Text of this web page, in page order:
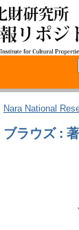
Nara National
ブラウズ :